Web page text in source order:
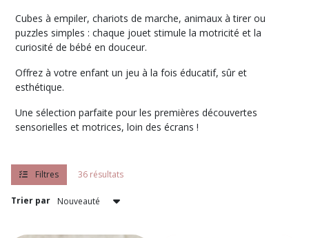
Cubes à empiler, chariots de marche, animaux à tirer ou
puzzles simples : chaque jouet stimule la motricité et la
curiosité de bébé en douceur.
Offrez à votre enfant un jeu à la fois éducatif, sûr et
esthétique.
Une sélection parfaite pour les premières découvertes
sensorielles et motrices, loin des écrans !
Filtres 36 résultats
Trier par